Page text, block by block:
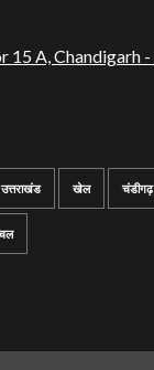
15 A, Chandigarh
उत्तराखंड खेल चंडीगढ़